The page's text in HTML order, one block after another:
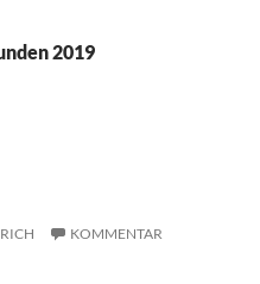
2019
KOMMENTAR